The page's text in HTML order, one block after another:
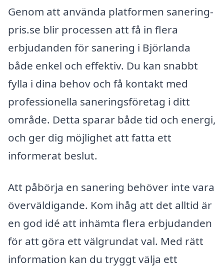
Genom att använda platformen sanering-
pris.se blir processen att få in flera
erbjudanden för sanering i Björlanda
både enkel och effektiv. Du kan snabbt
fylla i dina behov och få kontakt med
professionella saneringsföretag i ditt
område. Detta sparar både tid och energi,
och ger dig möjlighet att fatta ett
informerat beslut.
Att påbörja en sanering behöver inte vara
överväldigande. Kom ihåg att det alltid är
en god idé att inhämta flera erbjudanden
för att göra ett välgrundat val. Med rätt
information kan du tryggt välja ett